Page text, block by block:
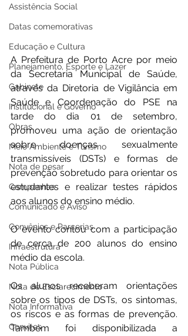
Assistência Social
Datas comemorativas
Educação e Cultura
Planejamento, Esporte e Lazer
Gabinete
Institucional e Governo
Obras
Meio Ambiente e Turismo
Nota de pesar
Campanhas
Comunicado e Aviso
Convênios e Parcerias
Infraestrutura
Nota Pública
Nota de Esclarecimento
Nota Informativa
Convites
A Prefeitura de Porto Acre por meio
da Secretaria Municipal de Saúde,
através da Diretoria de Vigilância em
Saúde e Coordenação do PSE na
tarde do dia 01 de setembro,
promoveu uma ação de orientação
sobre doenças sexualmente
transmissíveis (DSTs) e formas de
prevenção sobretudo para orientar os
estudantes e realizar testes rápidos
aos alunos do ensino médio.
O evento contou com a participação
de cerca de 200 alunos do ensino
médio da escola.
Os alunos receberam orientações
sobre os tipos de DSTs, os sintomas,
os riscos e as formas de prevenção.
Também foi disponibilizada a